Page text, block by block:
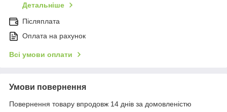
Детальніше
Післяплата
Оплата на рахунок
Всі умови оплати
Умови повернення
Повернення товару впродовж 14 днів за домовленістю